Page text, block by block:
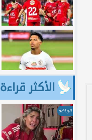
الأكثر قراءة
الرياضة